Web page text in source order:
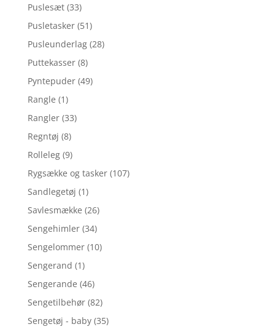
Puslesæt (33)
Pusletasker (51)
Pusleunderlag (28)
Puttekasser (8)
Pyntepuder (49)
Rangle (1)
Rangler (33)
Regntøj (8)
Rolleleg (9)
Rygsække og tasker (107)
Sandlegetøj (1)
Savlesmække (26)
Sengehimler (34)
Sengelommer (10)
Sengerand (1)
Sengerande (46)
Sengetilbehør (82)
Sengetøj - baby (35)